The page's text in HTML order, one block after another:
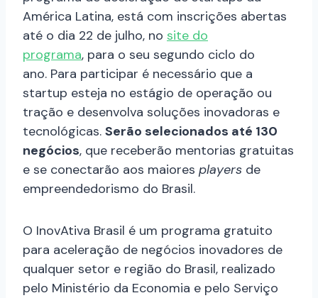
América Latina, está com inscrições abertas
até o dia 22 de julho, no site do
programa, para o seu segundo ciclo do
ano. Para participar é necessário que a
startup esteja no estágio de operação ou
tração e desenvolva soluções inovadoras e
tecnológicas. Serão selecionados até 130
negócios, que receberão mentorias gratuitas
e se conectarão aos maiores players de
empreendedorismo do Brasil.
O InovAtiva Brasil é um programa gratuito
para aceleração de negócios inovadores de
qualquer setor e região do Brasil, realizado
pelo Ministério da Economia e pelo Serviço